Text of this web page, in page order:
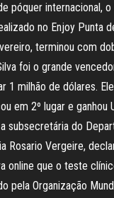
póquer internacional,
no Enjoy Punta
terminou com
foi o grande
1 milhão de dólares.
em 2º lugar e ganhou
subsecretária do
Rosario Vergeire,
online que o teste
pela Organização